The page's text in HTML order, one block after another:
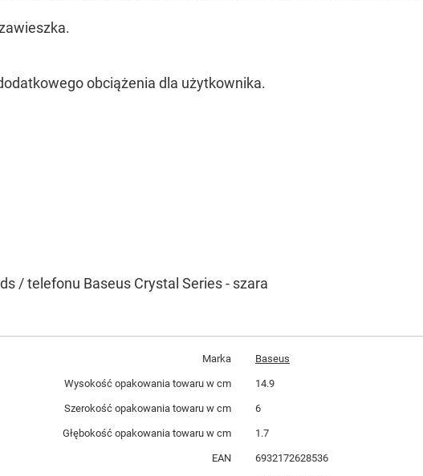
obciążenia dla użytkownika.
/ telefonu Baseus Crystal Series - szara
Marka Baseus
Wysokość opakowania towaru w cm 14.9
Szerokość opakowania towaru w cm 6
Głębokość opakowania towaru w cm 1.7
EAN 6932172628536